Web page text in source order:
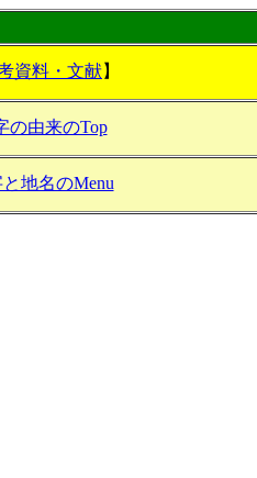
資料・文献】
の由来のTop
地名のMenu